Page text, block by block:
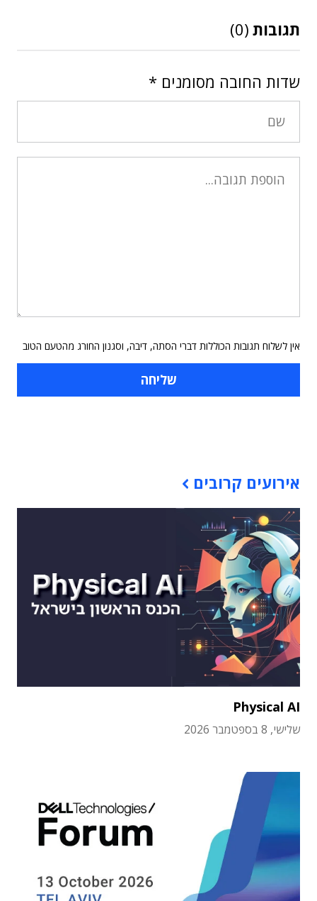
תגובות (0)
שדות החובה מסומנים *
אין לשלוח תגובות הכוללות דברי הסתה, דיבה, וסגנון החורג מהטעם הטוב
אירועים קרובים
Physical AI
שלישי, 8 בספטמבר 2026